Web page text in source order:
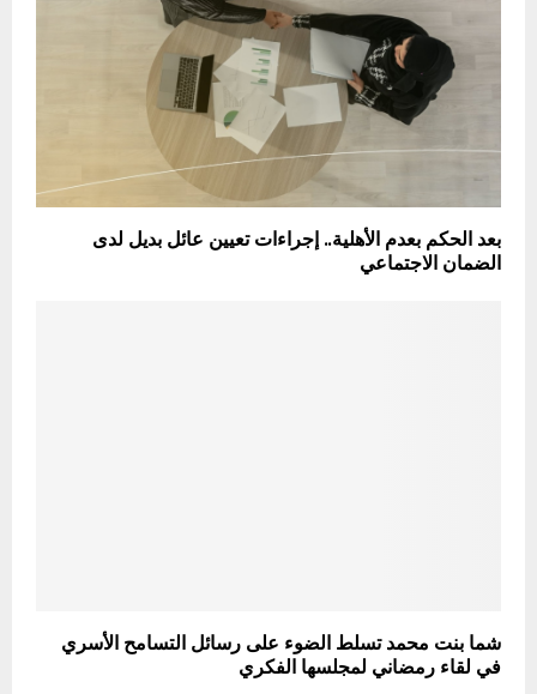
بعد الحكم بعدم الأهلية.. إجراءات تعيين عائل بديل لدى
الضمان الاجتماعي
شما بنت محمد تسلط الضوء على رسائل التسامح الأسري
في لقاء رمضاني لمجلسها الفكري